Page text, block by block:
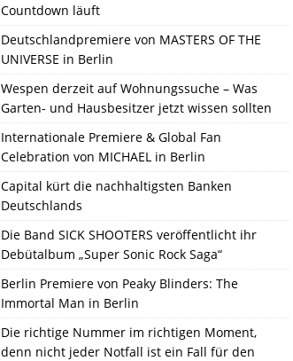
Countdown läuft
Deutschlandpremiere von MASTERS OF THE
UNIVERSE in Berlin
Wespen derzeit auf Wohnungssuche – Was
Garten- und Hausbesitzer jetzt wissen sollten
Internationale Premiere & Global Fan
Celebration von MICHAEL in Berlin
Capital kürt die nachhaltigsten Banken
Deutschlands
Die Band SICK SHOOTERS veröffentlicht ihr
Debütalbum „Super Sonic Rock Saga“
Berlin Premiere von Peaky Blinders: The
Immortal Man in Berlin
Die richtige Nummer im richtigen Moment,
denn nicht jeder Notfall ist ein Fall für den